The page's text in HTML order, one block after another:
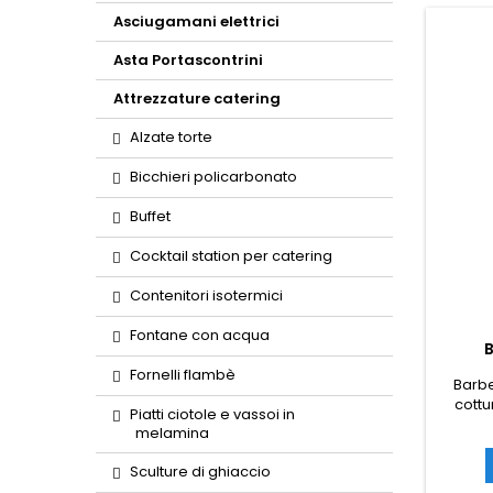
Asciugamani elettrici
Asta Portascontrini
Attrezzature catering
Alzate torte
Bicchieri policarbonato
Buffet
Cocktail station per catering
Contenitori isotermici
Fontane con acqua
Fornelli flambè
Piatti ciotole e vassoi in
melamina
Sculture di ghiaccio